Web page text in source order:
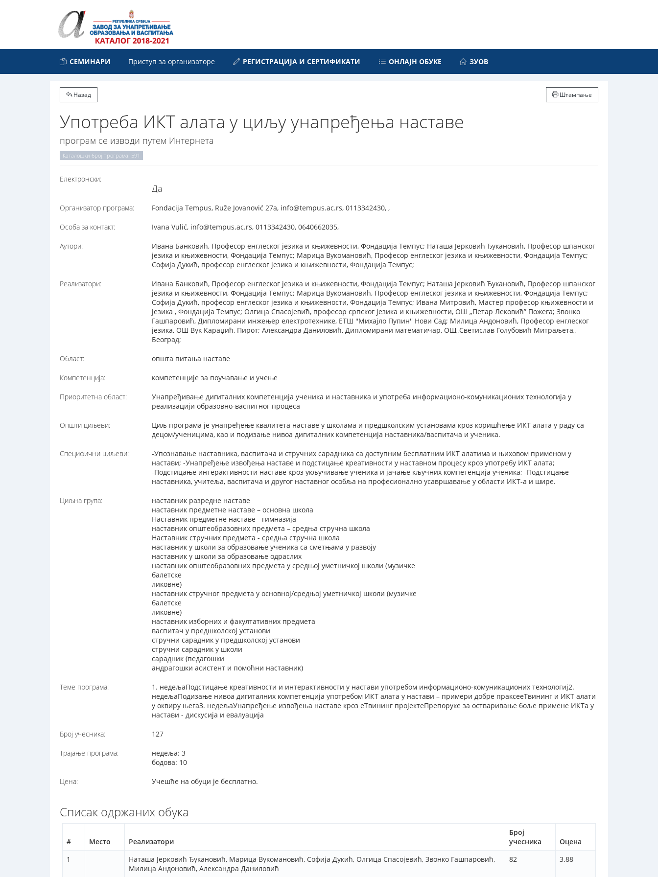
СЕМИНАРИ Приступ за организаторе РЕГИСТРАЦИЈА И СЕРТИФИКАТИ ОНЛАЈН ОБУКЕ ЗУОВ
Назад Штампање
Употреба ИКТ алата у циљу унапређења наставе
програм се изводи путем Интернета
Каталошки број програма: 591
Електронски:
Да
Организатор програма: Fondacija Tempus, Ruže Jovanović 27a, info@tempus.ac.rs, 0113342430, ,
Особа за контакт: Ivana Vulić, info@tempus.ac.rs, 0113342430, 0640662035,
Аутори:
Ивана Банковић, Професор енглеског језика и књижевности, Фондација Темпус; Наташа Јерковић Ђукановић, Професор шпанског
језика и књижевности, Фондација Темпус; Марица Вукомановић, Професор енглеског језика и књижевности, Фондација Темпус;
Софија Дукић, професор енглеског језика и књижевности, Фондација Темпус;
Реализатори:
Ивана Банковић, Професор енглеског језика и књижевности, Фондација Темпус; Наташа Јерковић Ђукановић, Професор шпанског
језика и књижевности, Фондација Темпус; Марица Вукомановић, Професор енглеског језика и књижевности, Фондација Темпус;
Софија Дукић, професор енглеског језика и књижевности, Фондација Темпус; Ивана Митровић, Мастер професор књижевности и
језика , Фондација Темпус; Олгица Спасојевић, професор српског језика и књижевности, ОШ „Петар Лековић” Пожега; Звонко
Гашпаровић, Дипломирани инжењер електротехнике, ЕТШ ''Михајло Пупин'' Нови Сад; Милица Андоновић, Професор енглеског
језика, ОШ Вук Караџић, Пирот; Александра Даниловић, Дипломирани математичар, ОШ„Светислав Голубовић Митраљета„
Београд;
Област: општа питања наставе
Компетенција: компетенције за поучавање и учење
Приоритетна област:
Унапређивање дигиталних компетенција ученика и наставника и употреба информационо-комуникационих технологија у
реализацији образовно-васпитног процеса
Општи циљеви:
Циљ програма је унапређење квалитета наставе у школама и предшколским установама кроз коришћење ИКТ алата у раду са
децом/ученицима, као и подизање нивоа дигиталних компетенција наставника/васпитача и ученика.
Специфични циљеви:
-Упознавање наставника, васпитача и стручних сарадника са доступним бесплатним ИКТ алатима и њиховом применом у
настави; -Унапређење извођења наставе и подстицање креативности у наставном процесу кроз употребу ИКТ алата;
-Подстицање интерактивности наставе кроз укључивање ученика и јачање кључних компетенција ученика; -Подстицање
наставника, учитеља, васпитача и другог наставног особља на професионално усавршавање у области ИКТ-а и шире.
Циљна група:
наставник разредне наставе
наставник предметне наставе – основна школа
Наставник предметне наставе - гимназија
наставник општеобразовних предмета – средња стручна школа
Наставник стручних предмета - средња стручна школа
наставник у школи за образовање ученика са сметњама у развоју
наставник у школи за образовање одраслих
наставник општеобразовних предмета у средњој уметничкој школи (музичке
балетске
ликовне)
наставник стручног предмета у основној/средњој уметничкој школи (музичке
балетске
ликовне)
наставник изборних и факултативних предмета
васпитач у предшколској установи
стручни сарадник у предшколској установи
стручни сарадник у школи
сарадник (педагошки
андрагошки асистент и помоћни наставник)
Теме програма:
1. недељаПодстицање креативности и интерактивности у настави употребом информационо-комуникационих технологиј2.
недељаПодизање нивоа дигиталних компетенција употребом ИКТ алата у настави – примери добре праксееТвининг и ИКТ алати
у оквиру њега3. недељаУнапређење извођења наставе кроз еТвининг пројектеПрепоруке за остваривање боље примене ИКТа у
настави - дискусија и евалуација
Број учесника: 127
Трајање програма:
недеља: 3
бодова: 10
Цена: Учешће на обуци је бесплатно.
Списак одржаних обука
# Место Реализатори
Број
учесника
Оцена
1
Наташа Јерковић Ђукановић, Марица Вукомановић, Софија Дукић, Олгица Спасојевић, Звонко Гашпаровић,
Милица Андоновић, Александра Даниловић
82 3.88